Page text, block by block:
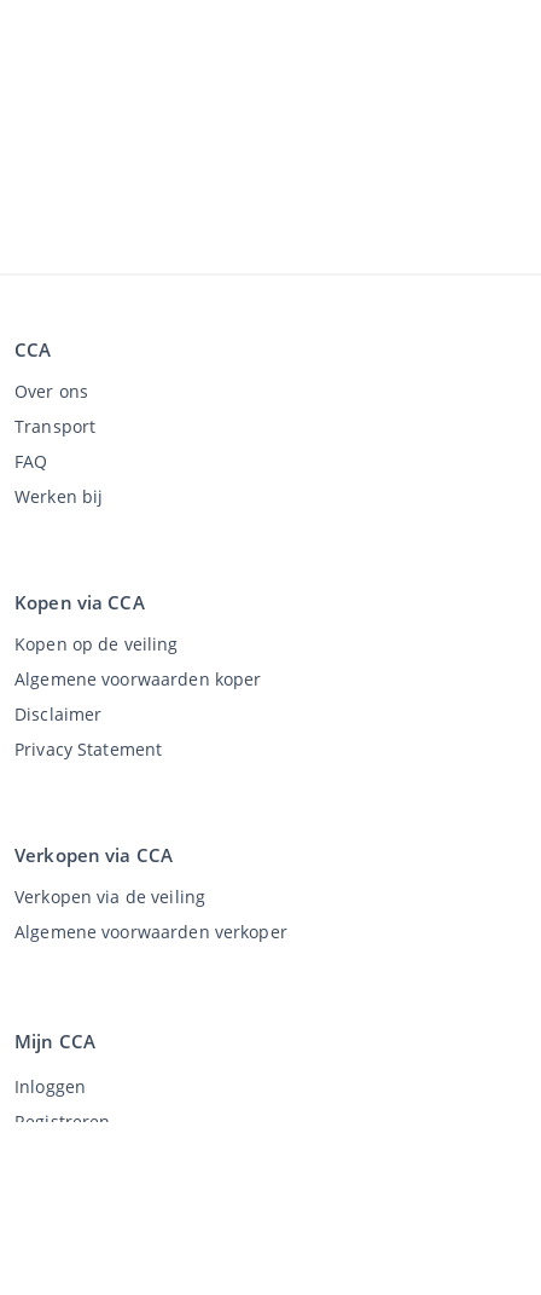
CCA
Over ons
Transport
FAQ
Werken bij
Kopen via CCA
Kopen op de veiling
Algemene voorwaarden koper
Disclaimer
Privacy Statement
Verkopen via CCA
Verkopen via de veiling
Algemene voorwaarden verkoper
Mijn CCA
Inloggen
Registreren